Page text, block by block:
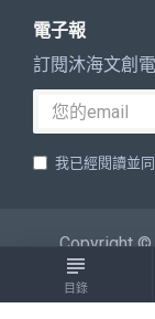
電子報
訂閱沐海文創
我已經閱讀並
Copyright
目錄